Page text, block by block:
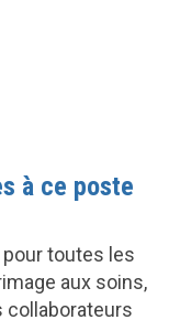
à ce poste
pour toutes les
aux soins,
collaborateurs